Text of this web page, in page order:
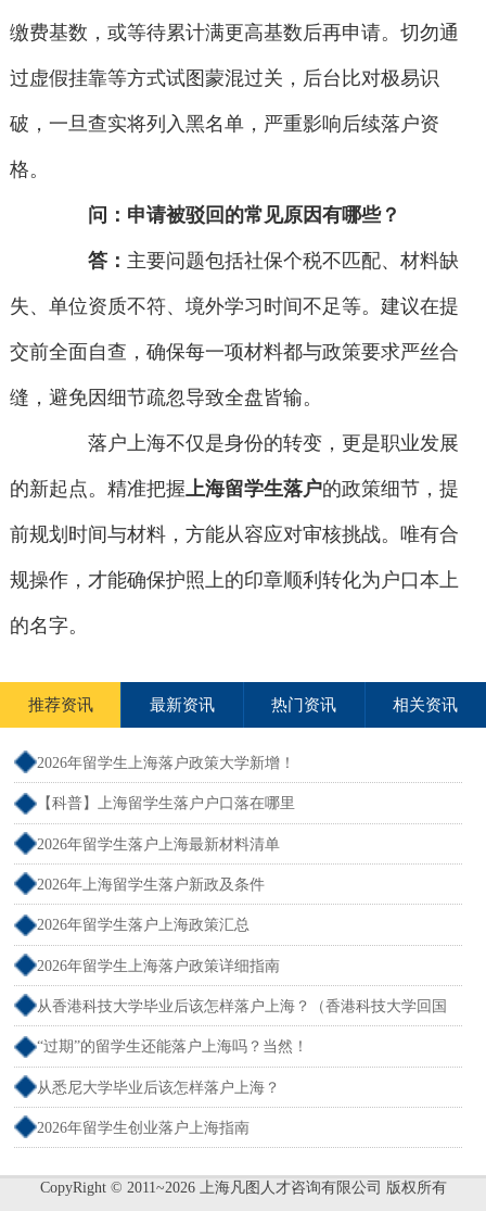
缴费基数，或等待累计满更高基数后再申请。切勿通
过虚假挂靠等方式试图蒙混过关，后台比对极易识
破，一旦查实将列入黑名单，严重影响后续落户资
格。
问：申请被驳回的常见原因有哪些？
答： 主要问题包括社保个税不匹配、材料缺
失、单位资质不符、境外学习时间不足等。建议在提
交前全面自查，确保每一项材料都与政策要求严丝合
缝，避免因细节疏忽导致全盘皆输。
落户上海不仅是身份的转变，更是职业发展
的新起点。精准把握上海留学生落户的政策细节，提
前规划时间与材料，方能从容应对审核挑战。唯有合
规操作，才能确保护照上的印章顺利转化为户口本上
的名字。
推荐资讯 最新资讯 热门资讯 相关资讯
2026年留学生上海落户政策大学新增！
【科普】上海留学生落户户口落在哪里
2026年留学生落户上海最新材料清单
2026年上海留学生落户新政及条件
2026年留学生落户上海政策汇总
2026年留学生上海落户政策详细指南
从香港科技大学毕业后该怎样落户上海？（香港科技大学回国
就业）
“过期”的留学生还能落户上海吗？当然！
从悉尼大学毕业后该怎样落户上海？
2026年留学生创业落户上海指南
CopyRight © 2011~2026 上海凡图人才咨询有限公司 版权所有